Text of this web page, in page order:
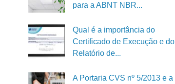
para a ABNT NBR...
Qual é a importância do
Certificado de Execução e do
Relatório de...
A Portaria CVS nº 5/2013 e a